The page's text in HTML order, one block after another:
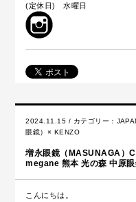
(定休日) 水曜日
2024.11.15 / カテゴリー：
眼鏡）× KENZO
増永眼鏡（MASUNAGA
megane 熊本 光の森 中原
こんにちは。